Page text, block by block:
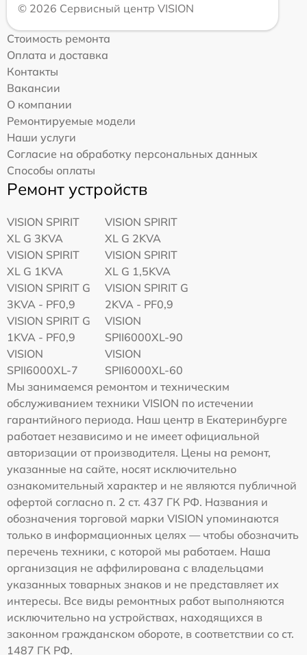
© 2026 Сервисный центр VISION
Стоимость ремонта
Оплата и доставка
Контакты
Вакансии
О компании
Ремонтируемые модели
Наши услуги
Согласие на обработку персональных данных
Способы оплаты
Ремонт устройств
VISION SPIRIT
XL G 3KVA
VISION SPIRIT
XL G 2KVA
VISION SPIRIT
XL G 1KVA
VISION SPIRIT
XL G 1,5KVA
VISION SPIRIT G
3KVA - PF0,9
VISION SPIRIT G
2KVA - PF0,9
VISION SPIRIT G
1KVA - PF0,9
VISION
SPII6000XL-90
VISION
SPII6000XL-7
VISION
SPII6000XL-60
Мы занимаемся ремонтом и техническим
обслуживанием техники VISION по истечении
гарантийного периода. Наш центр в Екатеринбурге
работает независимо и не имеет официальной
авторизации от производителя. Цены на ремонт,
указанные на сайте, носят исключительно
ознакомительный характер и не являются публичной
офертой согласно п. 2 ст. 437 ГК РФ. Названия и
обозначения торговой марки VISION упоминаются
только в информационных целях — чтобы обозначить
перечень техники, с которой мы работаем. Наша
организация не аффилирована с владельцами
указанных товарных знаков и не представляет их
интересы. Все виды ремонтных работ выполняются
исключительно на устройствах, находящихся в
законном гражданском обороте, в соответствии со ст.
1487 ГК РФ.